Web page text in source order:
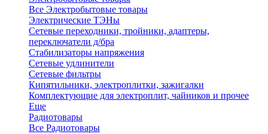
Все Электробытовые товары
Электрические ТЭНы
Сетевые переходники, тройники, адаптеры,
переключатели д/бра
Стабилизаторы напряжения
Сетевые удлинители
Сетевые фильтры
Кипятильники, электроплитки, зажигалки
Комплектующие для электроплит, чайников и прочее
Еще
Радиотовары
Все Радиотовары